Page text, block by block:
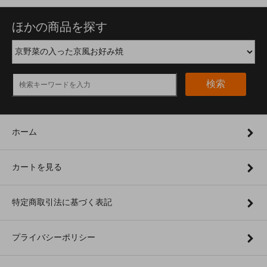
ほかの商品を探す
検索
ホーム
カートを見る
特定商取引法に基づく表記
プライバシーポリシー